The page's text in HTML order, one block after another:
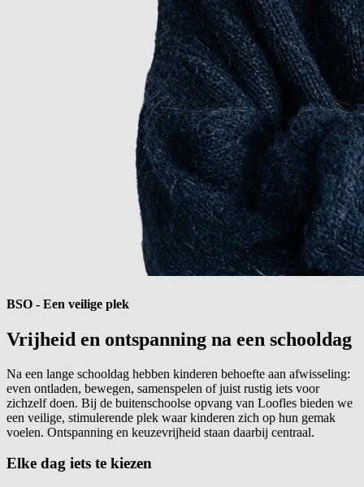
BSO - Een veilige plek
Vrijheid en ontspanning na een schooldag
Na een lange schooldag hebben kinderen behoefte aan afwisseling:
even ontladen, bewegen, samenspelen of juist rustig iets voor
zichzelf doen. Bij de buitenschoolse opvang van Loofles bieden we
een veilige, stimulerende plek waar kinderen zich op hun gemak
voelen. Ontspanning en keuzevrijheid staan daarbij centraal.
Elke dag iets te kiezen